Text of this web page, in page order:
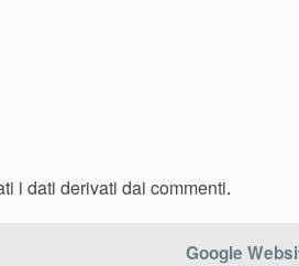
i dati derivati dai commenti.
Google